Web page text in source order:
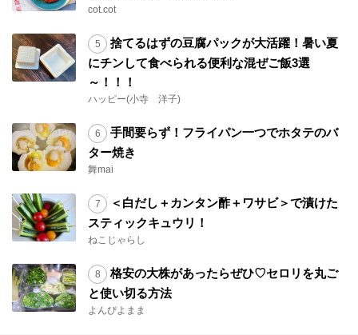
cot.cot
捨てるはずの豆腐パックが大活躍！暑い夏
にチンして食べられる便利な混ぜご飯3選
～！！！
ハッピー(小寺 洋子)
手間要らず！フライパン一つでホタテのバ
ター焼き
舞mai
＜白だし＋カンタン酢＋ワサビ＞で漬けた
スティックキュウリ！
ねこじゃらし
格安の大株があったらぜひ♡セロリを丸ご
と使い切る方法
よんぴよまま